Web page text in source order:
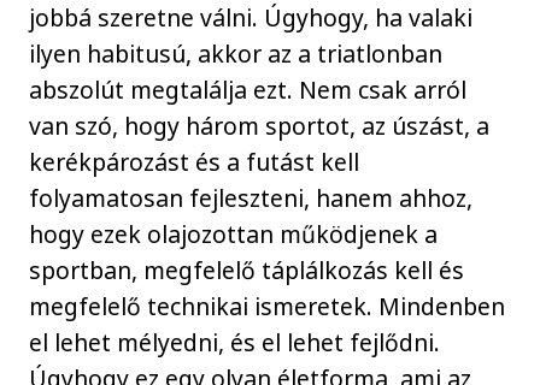
jobbá szeretne válni. Úgyhogy, ha valaki
ilyen habitusú, akkor az a triatlonban
abszolút megtalálja ezt. Nem csak arról
van szó, hogy három sportot, az úszást, a
kerékpározást és a futást kell
folyamatosan fejleszteni, hanem ahhoz,
hogy ezek olajozottan működjenek a
sportban, megfelelő táplálkozás kell és
megfelelő technikai ismeretek. Mindenben
el lehet mélyedni, és el lehet fejlődni.